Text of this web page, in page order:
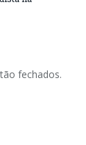
fechados.